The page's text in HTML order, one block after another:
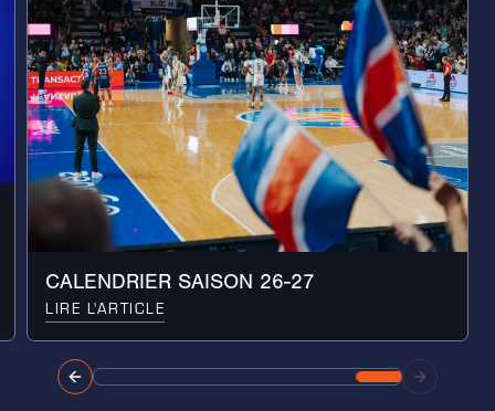
CALENDRIER SAISON 26-27
LIRE L'ARTICLE